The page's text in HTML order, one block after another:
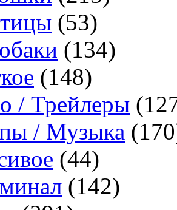
(53)
(134)
(148)
/ Трейлеры
/ Музыка
(44)
(142)